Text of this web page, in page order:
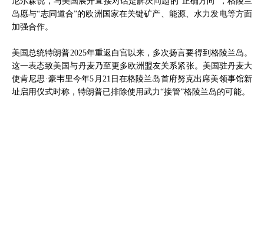
岛愿与“志同道合”的欧洲国家在关键矿产、能源、水力发电等方面
加强合作。
美国总统特朗普2025年重返白宫以来，多次扬言要得到格陵兰岛。
这一表态致美国与丹麦乃至更多欧洲盟友关系紧张。美国驻丹麦大
使肯尼思·豪韦里今年5月21日在格陵兰岛首府努克出席美领事馆新
址启用仪式时称，特朗普已排除使用武力“接管”格陵兰岛的可能。